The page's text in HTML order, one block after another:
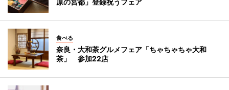
食べる
奈良・大和茶グルメフェア「ちゃちゃちゃ大和
茶」 参加22店